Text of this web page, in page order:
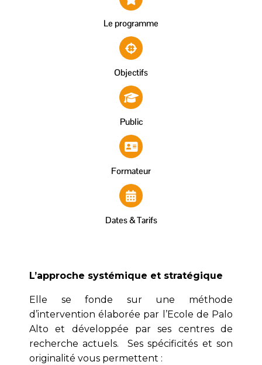
Le programme
Objectifs
Public
Formateur
Dates & Tarifs
L’approche systémique et stratégique
Elle se fonde sur une méthode
d’intervention élaborée par l’Ecole de Palo
Alto et développée par ses centres de
recherche actuels. Ses spécificités et son
originalité vous permettent :